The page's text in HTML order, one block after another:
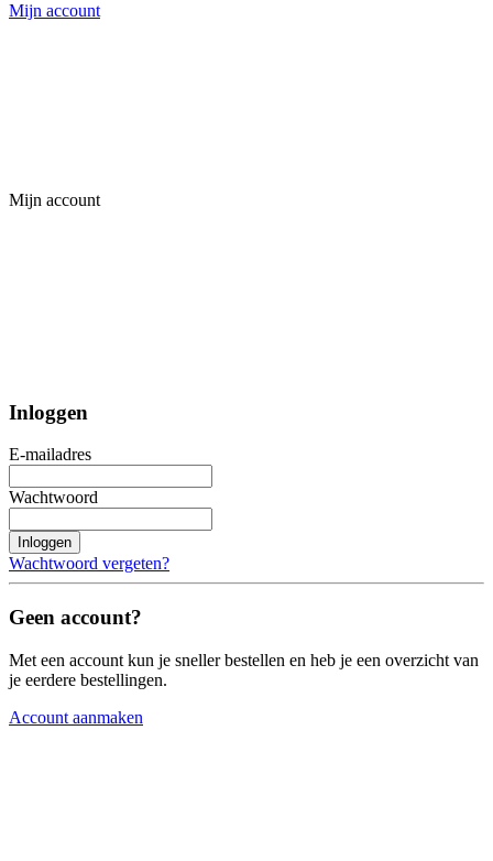
Mijn account
Mijn account
Inloggen
E-mailadres
Wachtwoord
Inloggen
Wachtwoord vergeten?
Geen account?
Met een account kun je sneller bestellen en heb je een overzicht van
je eerdere bestellingen.
Account aanmaken